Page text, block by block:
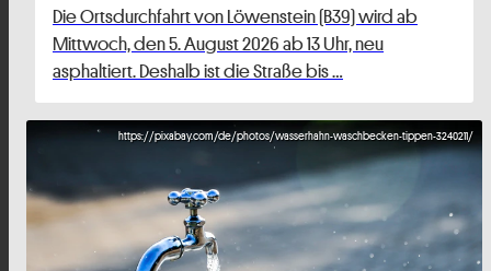
Die Ortsdurchfahrt von Löwenstein (B39) wird ab
Mittwoch, den 5. August 2026 ab 13 Uhr, neu
asphaltiert. Deshalb ist die Straße bis …
https://pixabay.com/de/photos/wasserhahn-waschbecken-tippen-3240211/